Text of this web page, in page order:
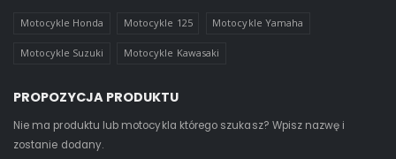
Motocykle Honda Motocykle 125 Motocykle Yamaha
Motocykle Suzuki Motocykle Kawasaki
PROPOZYCJA PRODUKTU
Nie ma produktu lub motocykla którego szukasz? Wpisz nazwę i
zostanie dodany.